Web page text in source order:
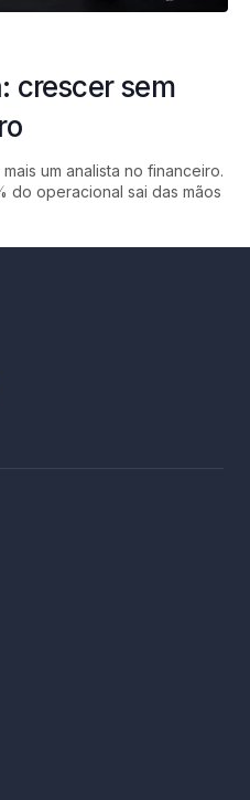
crescer sem
um analista no financeiro.
do operacional sai das mãos